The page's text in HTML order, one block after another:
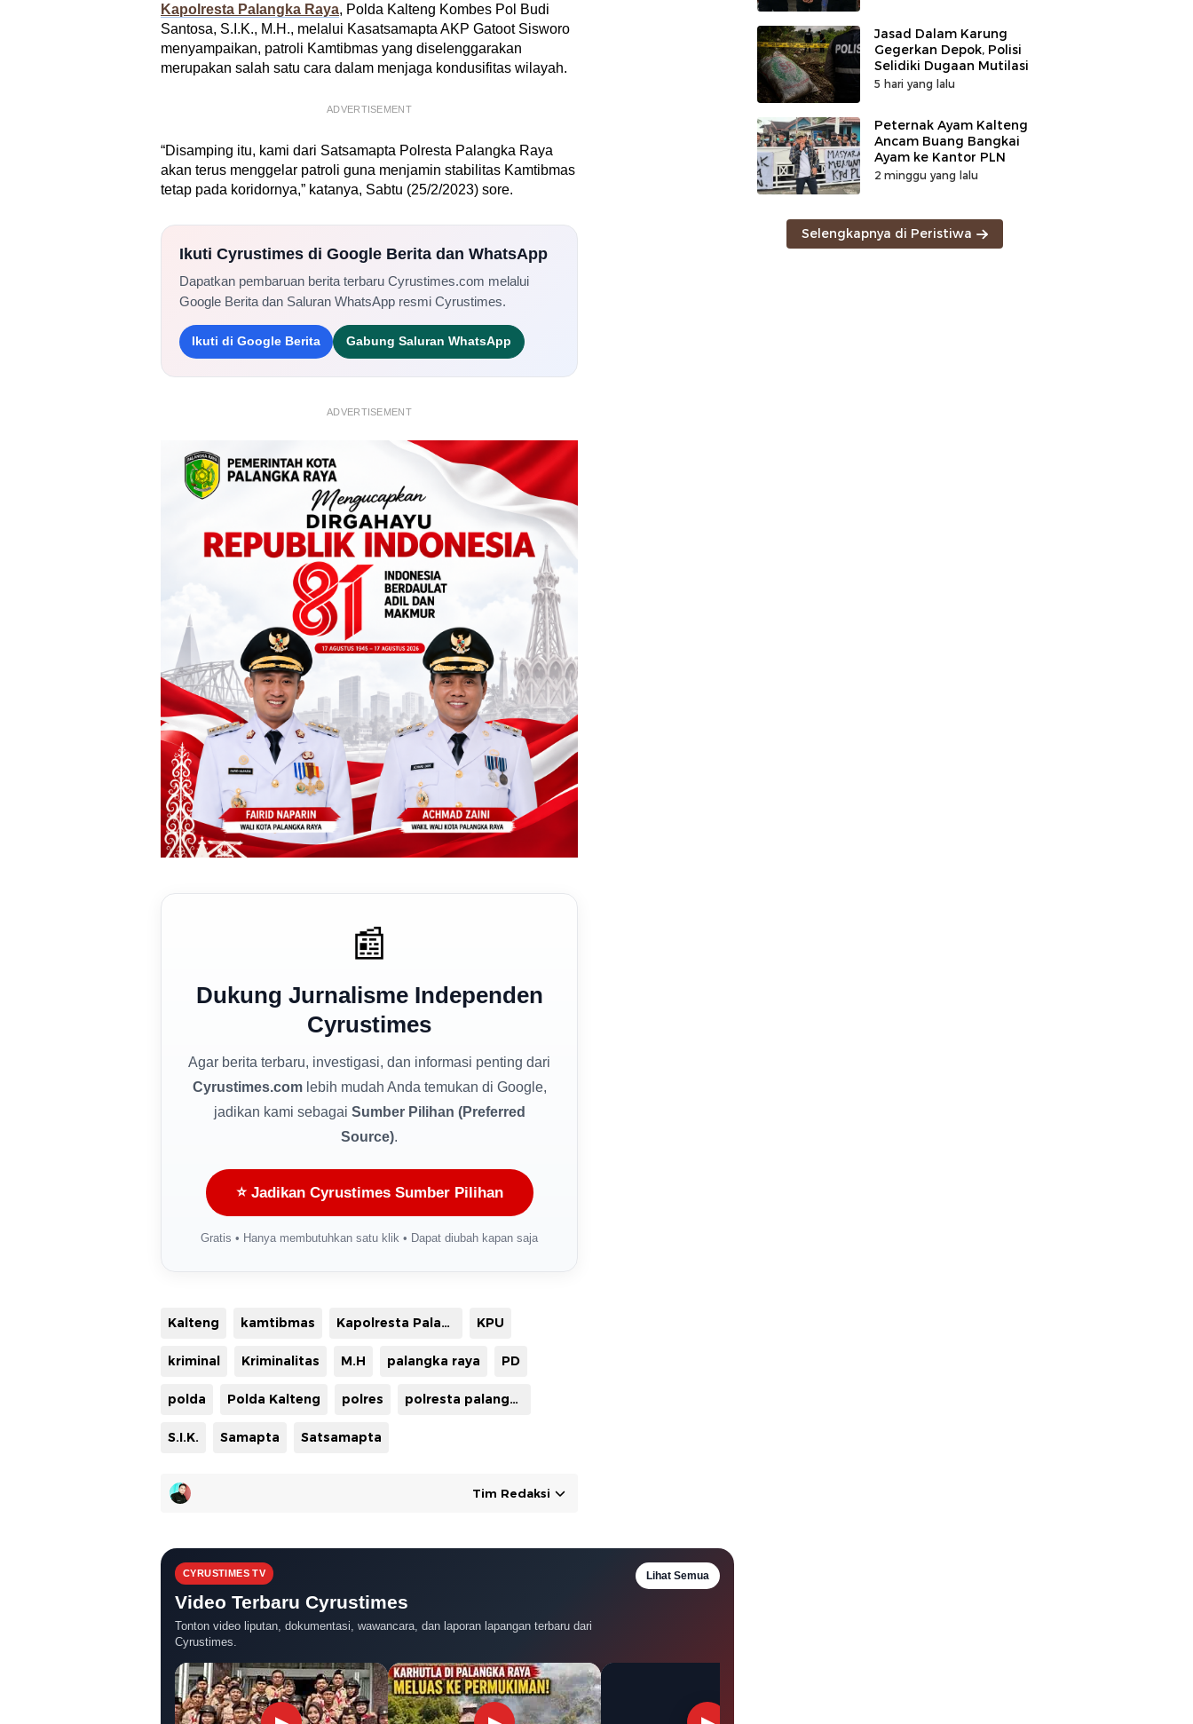
Kapolresta Palangka Raya, Polda Kalteng Kombes Pol Budi
Santosa, S.I.K., M.H., melalui Kasatsamapta AKP Gatoot Sisworo
menyampaikan, patroli Kamtibmas yang diselenggarakan
merupakan salah satu cara dalam menjaga kondusifitas wilayah.
ADVERTISEMENT
“Disamping itu, kami dari Satsamapta Polresta Palangka Raya
akan terus menggelar patroli guna menjamin stabilitas Kamtibmas
tetap pada koridornya,” katanya, Sabtu (25/2/2023) sore.
Ikuti Cyrustimes di Google Berita dan WhatsApp
Dapatkan pembaruan berita terbaru Cyrustimes.com melalui
Google Berita dan Saluran WhatsApp resmi Cyrustimes.
Ikuti di Google Berita Gabung Saluran WhatsApp
ADVERTISEMENT
📰
Dukung Jurnalisme Independen
Cyrustimes
Agar berita terbaru, investigasi, dan informasi penting dari
Cyrustimes.comlebih mudah Anda temukan di Google,
jadikan kami sebagai Sumber Pilihan (Preferred
Source).
⭐ Jadikan Cyrustimes Sumber Pilihan
Gratis • Hanya membutuhkan satu klik • Dapat diubah kapan saja
Kalteng kamtibmas Kapolresta Palangka Raya KPU
kriminal Kriminalitas M.H palangka raya PD
polda Polda Kalteng polres polresta palangka raya
S.I.K. Samapta Satsamapta
Tim Redaksi
CYRUSTIMES TV
Video Terbaru Cyrustimes
Tonton video liputan, dokumentasi, wawancara, dan laporan lapangan terbaru dari
Cyrustimes.
Lihat Semua
Jasad Dalam Karung
Gegerkan Depok, Polisi
Selidiki Dugaan Mutilasi
5 hari yang lalu
Peternak Ayam Kalteng
Ancam Buang Bangkai
Ayam ke Kantor PLN
2 minggu yang lalu
Selengkapnya di Peristiwa